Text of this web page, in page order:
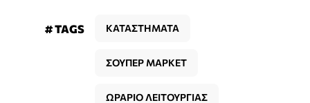
# TAGS ΚΑΤΑΣΤΗΜΑΤΑ
ΣΟΥΠΕΡ ΜΑΡΚΕΤ
ΩΡΑΡΙΟ ΛΕΙΤΟΥΡΓΙΑΣ